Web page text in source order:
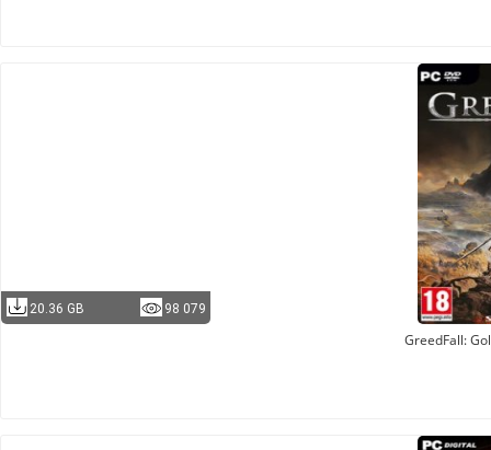
20.36 GB 98 079
GreedFall: